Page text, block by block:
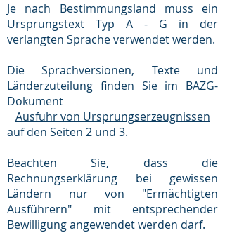
Je nach Bestimmungsland muss ein
Ursprungstext Typ A - G in der
verlangten Sprache verwendet werden.
Die Sprachversionen, Texte und
Länderzuteilung finden Sie im BAZG-
Dokument
Ausfuhr von Ursprungserzeugnissen
auf den Seiten 2 und 3.
Beachten Sie, dass die
Rechnungserklärung bei gewissen
Ländern nur von "Ermächtigten
Ausführern" mit entsprechender
Bewilligung angewendet werden darf.